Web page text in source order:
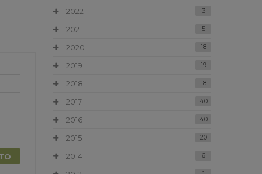
2022 3
2021 5
2020 18
2019 19
2018 18
2017 40
2016 40
2015 20
2014 6